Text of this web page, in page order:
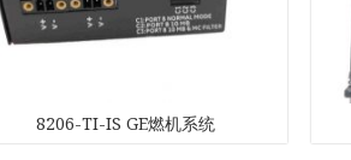
8206-TI-IS GE燃机系统